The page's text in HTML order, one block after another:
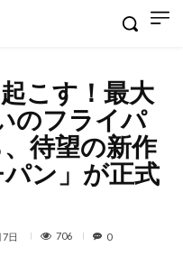
こす！最大
のフライパ
待望の新作
パン」が正式
日 706 0